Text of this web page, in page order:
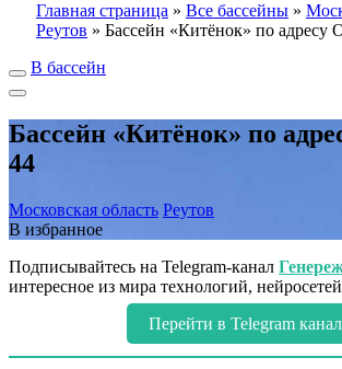
Главная страница » Все бассейны »
Реутов » Бассейн «Китёнок» по адресу
В бассейн
Бассейн «Китёнок» по
44
Московская область Реутов
В избранное
Подписывайтесь на Telegram-канал
интересное из мира технологий,
Перейти в Telegram канал